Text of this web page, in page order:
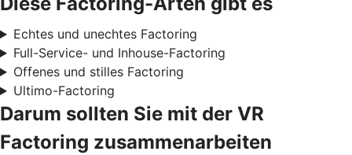
Echtes und unechtes Factoring
Full-Service- und Inhouse-Factoring
Offenes und stilles Factoring
Ultimo-Factoring
Darum sollten Sie mit der VR
Factoring zusammenarbeiten